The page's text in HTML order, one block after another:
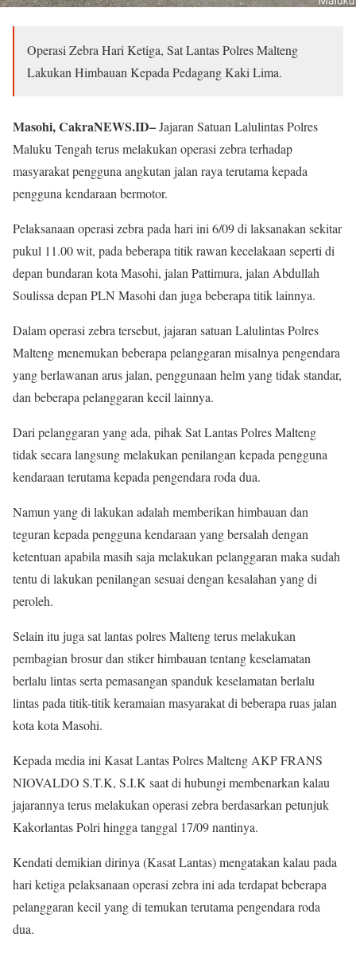
Operasi Zebra Hari Ketiga, Sat Lantas Polres Malteng
Lakukan Himbauan Kepada Pedagang Kaki Lima.
Masohi, CakraNEWS.ID–Jajaran Satuan Lalulintas Polres
Maluku Tengah terus melakukan operasi zebra terhadap
masyarakat pengguna angkutan jalan raya terutama kepada
pengguna kendaraan bermotor.
Pelaksanaan operasi zebra pada hari ini 6/09 di laksanakan sekitar
pukul 11.00 wit, pada beberapa titik rawan kecelakaan seperti di
depan bundaran kota Masohi, jalan Pattimura, jalan Abdullah
Soulissa depan PLN Masohi dan juga beberapa titik lainnya.
Dalam operasi zebra tersebut, jajaran satuan Lalulintas Polres
Malteng menemukan beberapa pelanggaran misalnya pengendara
yang berlawanan arus jalan, penggunaan helm yang tidak standar,
dan beberapa pelanggaran kecil lainnya.
Dari pelanggaran yang ada, pihak Sat Lantas Polres Malteng
tidak secara langsung melakukan penilangan kepada pengguna
kendaraan terutama kepada pengendara roda dua.
Namun yang di lakukan adalah memberikan himbauan dan
teguran kepada pengguna kendaraan yang bersalah dengan
ketentuan apabila masih saja melakukan pelanggaran maka sudah
tentu di lakukan penilangan sesuai dengan kesalahan yang di
peroleh.
Selain itu juga sat lantas polres Malteng terus melakukan
pembagian brosur dan stiker himbauan tentang keselamatan
berlalu lintas serta pemasangan spanduk keselamatan berlalu
lintas pada titik-titik keramaian masyarakat di beberapa ruas jalan
kota kota Masohi.
Kepada media ini Kasat Lantas Polres Malteng AKP FRANS
NIOVALDO S.T.K, S.I.K saat di hubungi membenarkan kalau
jajarannya terus melakukan operasi zebra berdasarkan petunjuk
Kakorlantas Polri hingga tanggal 17/09 nantinya.
Kendati demikian dirinya (Kasat Lantas) mengatakan kalau pada
hari ketiga pelaksanaan operasi zebra ini ada terdapat beberapa
pelanggaran kecil yang di temukan terutama pengendara roda
dua.